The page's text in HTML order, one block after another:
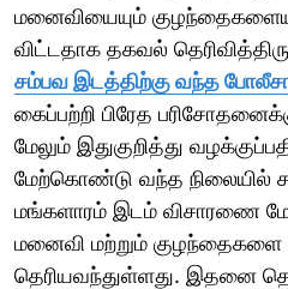
மனைவியையும்
விட்டதாக தகவல்
சம்பவ இடத்திற்கு வந்த
கைப்பற்றி பிரேத
மேலும் இதுகுறித்து
மேற்கொண்டு வந்த நிலையில்
மங்களாரம் இடம் விசாரணை
மனைவி மற்றும் குழந்தைகளை
தெரியவந்துள்ளது. இதனை